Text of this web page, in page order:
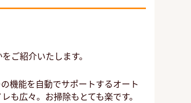
ご紹介いたします。
機能を自動でサポートするオート
広々。お掃除もとても楽です。